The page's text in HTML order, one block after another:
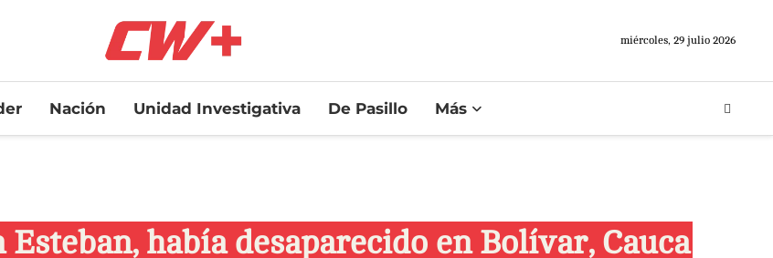
miércoles, 29 julio 2026
Nación Unidad Investigativa De Pasillo Más
había desaparecido en Bolívar, Cauca